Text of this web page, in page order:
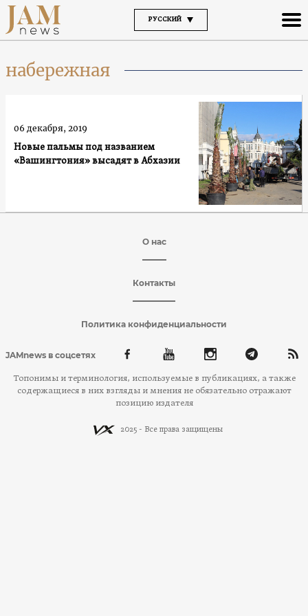
РУССКИЙ
набережная
Новые пальмы под названием
«Вашингтония» высадят в Абхазии
06 декабря, 2019
О нас
Контакты
Политика конфиденциальности
JAMnews в соцсетях
Топонимы и терминология, используемые в публикациях, а также
содержащиеся в них взгляды и мнения не обязательно отражают
позицию издателя
2025 - Все права защищены